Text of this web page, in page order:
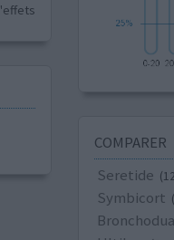
COMPARER
Seretide
Symbicort